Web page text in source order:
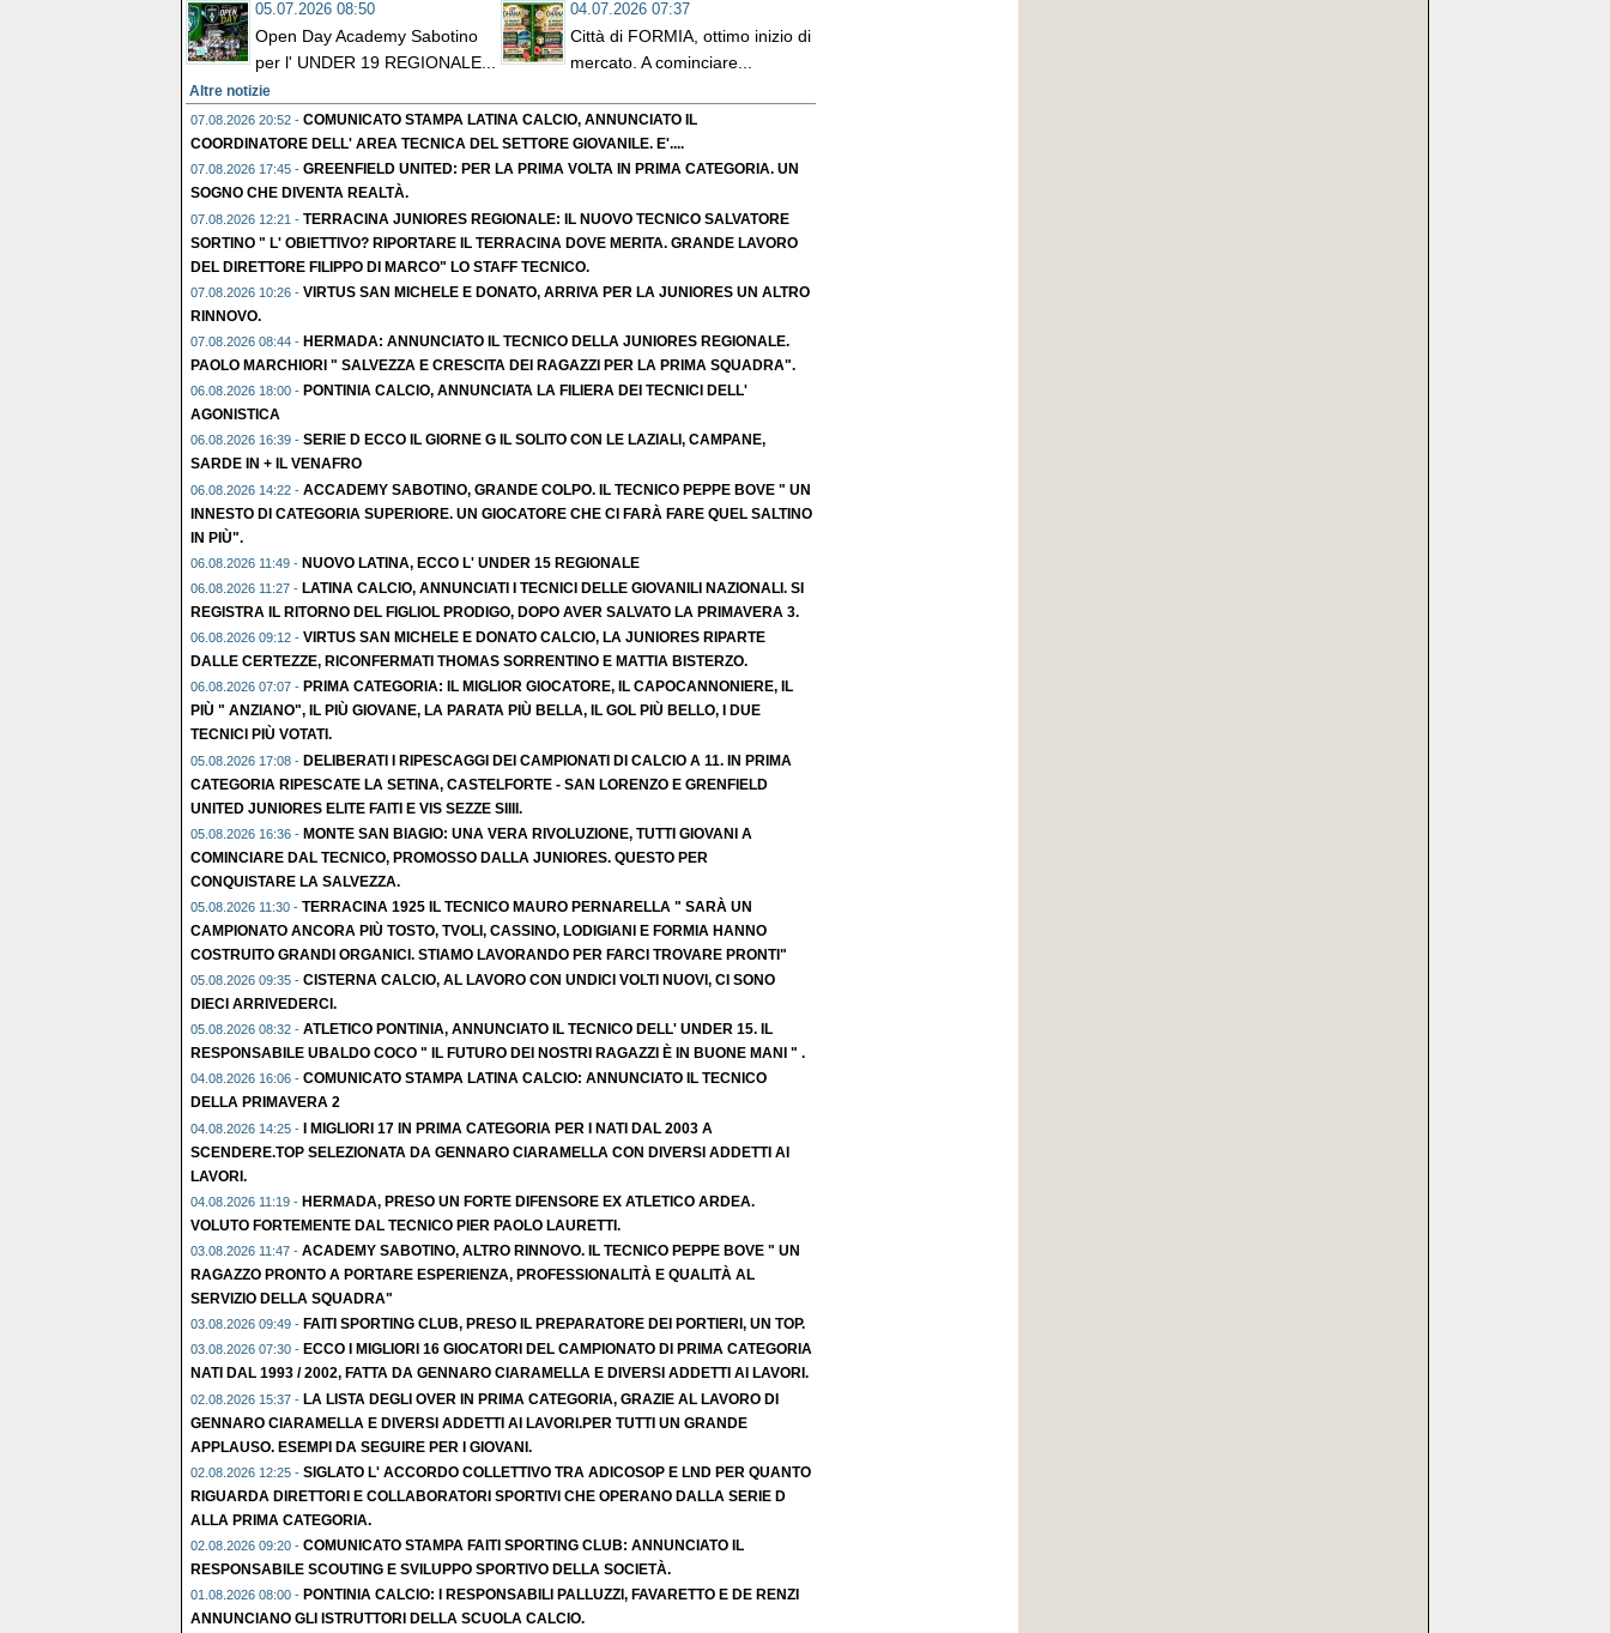
05.07.2026 08:50
Open Day Academy Sabotino
per l' UNDER 19 REGIONALE...
04.07.2026 07:37
Città di FORMIA, ottimo inizio di
mercato. A cominciare...
Altre notizie
07.08.2026 20:52 - COMUNICATO STAMPA LATINA CALCIO, ANNUNCIATO IL
COORDINATORE DELL' AREA TECNICA DEL SETTORE GIOVANILE. E'....
07.08.2026 17:45 - GREENFIELD UNITED: PER LA PRIMA VOLTA IN PRIMA CATEGORIA. UN
SOGNO CHE DIVENTA REALTÀ.
07.08.2026 12:21 - TERRACINA JUNIORES REGIONALE: IL NUOVO TECNICO SALVATORE
SORTINO " L' OBIETTIVO? RIPORTARE IL TERRACINA DOVE MERITA. GRANDE LAVORO
DEL DIRETTORE FILIPPO DI MARCO" LO STAFF TECNICO.
07.08.2026 10:26 - VIRTUS SAN MICHELE E DONATO, ARRIVA PER LA JUNIORES UN ALTRO
RINNOVO.
07.08.2026 08:44 - HERMADA: ANNUNCIATO IL TECNICO DELLA JUNIORES REGIONALE.
PAOLO MARCHIORI " SALVEZZA E CRESCITA DEI RAGAZZI PER LA PRIMA SQUADRA".
06.08.2026 18:00 - PONTINIA CALCIO, ANNUNCIATA LA FILIERA DEI TECNICI DELL'
AGONISTICA
06.08.2026 16:39 - SERIE D ECCO IL GIORNE G IL SOLITO CON LE LAZIALI, CAMPANE,
SARDE IN + IL VENAFRO
06.08.2026 14:22 - ACCADEMY SABOTINO, GRANDE COLPO. IL TECNICO PEPPE BOVE " UN
INNESTO DI CATEGORIA SUPERIORE. UN GIOCATORE CHE CI FARÀ FARE QUEL SALTINO
IN PIÙ".
06.08.2026 11:49 - NUOVO LATINA, ECCO L' UNDER 15 REGIONALE
06.08.2026 11:27 - LATINA CALCIO, ANNUNCIATI I TECNICI DELLE GIOVANILI NAZIONALI. SI
REGISTRA IL RITORNO DEL FIGLIOL PRODIGO, DOPO AVER SALVATO LA PRIMAVERA 3.
06.08.2026 09:12 - VIRTUS SAN MICHELE E DONATO CALCIO, LA JUNIORES RIPARTE
DALLE CERTEZZE, RICONFERMATI THOMAS SORRENTINO E MATTIA BISTERZO.
06.08.2026 07:07 - PRIMA CATEGORIA: IL MIGLIOR GIOCATORE, IL CAPOCANNONIERE, IL
PIÙ " ANZIANO", IL PIÙ GIOVANE, LA PARATA PIÙ BELLA, IL GOL PIÙ BELLO, I DUE
TECNICI PIÙ VOTATI.
05.08.2026 17:08 - DELIBERATI I RIPESCAGGI DEI CAMPIONATI DI CALCIO A 11. IN PRIMA
CATEGORIA RIPESCATE LA SETINA, CASTELFORTE - SAN LORENZO E GRENFIELD
UNITED JUNIORES ELITE FAITI E VIS SEZZE SIIII.
05.08.2026 16:36 - MONTE SAN BIAGIO: UNA VERA RIVOLUZIONE, TUTTI GIOVANI A
COMINCIARE DAL TECNICO, PROMOSSO DALLA JUNIORES. QUESTO PER
CONQUISTARE LA SALVEZZA.
05.08.2026 11:30 - TERRACINA 1925 IL TECNICO MAURO PERNARELLA " SARÀ UN
CAMPIONATO ANCORA PIÙ TOSTO, TVOLI, CASSINO, LODIGIANI E FORMIA HANNO
COSTRUITO GRANDI ORGANICI. STIAMO LAVORANDO PER FARCI TROVARE PRONTI"
05.08.2026 09:35 - CISTERNA CALCIO, AL LAVORO CON UNDICI VOLTI NUOVI, CI SONO
DIECI ARRIVEDERCI.
05.08.2026 08:32 - ATLETICO PONTINIA, ANNUNCIATO IL TECNICO DELL' UNDER 15. IL
RESPONSABILE UBALDO COCO " IL FUTURO DEI NOSTRI RAGAZZI È IN BUONE MANI " .
04.08.2026 16:06 - COMUNICATO STAMPA LATINA CALCIO: ANNUNCIATO IL TECNICO
DELLA PRIMAVERA 2
04.08.2026 14:25 - I MIGLIORI 17 IN PRIMA CATEGORIA PER I NATI DAL 2003 A
SCENDERE.TOP SELEZIONATA DA GENNARO CIARAMELLA CON DIVERSI ADDETTI AI
LAVORI.
04.08.2026 11:19 - HERMADA, PRESO UN FORTE DIFENSORE EX ATLETICO ARDEA.
VOLUTO FORTEMENTE DAL TECNICO PIER PAOLO LAURETTI.
03.08.2026 11:47 - ACADEMY SABOTINO, ALTRO RINNOVO. IL TECNICO PEPPE BOVE " UN
RAGAZZO PRONTO A PORTARE ESPERIENZA, PROFESSIONALITÀ E QUALITÀ AL
SERVIZIO DELLA SQUADRA"
03.08.2026 09:49 - FAITI SPORTING CLUB, PRESO IL PREPARATORE DEI PORTIERI, UN TOP.
03.08.2026 07:30 - ECCO I MIGLIORI 16 GIOCATORI DEL CAMPIONATO DI PRIMA CATEGORIA
NATI DAL 1993 / 2002, FATTA DA GENNARO CIARAMELLA E DIVERSI ADDETTI AI LAVORI.
02.08.2026 15:37 - LA LISTA DEGLI OVER IN PRIMA CATEGORIA, GRAZIE AL LAVORO DI
GENNARO CIARAMELLA E DIVERSI ADDETTI AI LAVORI.PER TUTTI UN GRANDE
APPLAUSO. ESEMPI DA SEGUIRE PER I GIOVANI.
02.08.2026 12:25 - SIGLATO L' ACCORDO COLLETTIVO TRA ADICOSOP E LND PER QUANTO
RIGUARDA DIRETTORI E COLLABORATORI SPORTIVI CHE OPERANO DALLA SERIE D
ALLA PRIMA CATEGORIA.
02.08.2026 09:20 - COMUNICATO STAMPA FAITI SPORTING CLUB: ANNUNCIATO IL
RESPONSABILE SCOUTING E SVILUPPO SPORTIVO DELLA SOCIETÀ.
01.08.2026 08:00 - PONTINIA CALCIO: I RESPONSABILI PALLUZZI, FAVARETTO E DE RENZI
ANNUNCIANO GLI ISTRUTTORI DELLA SCUOLA CALCIO.